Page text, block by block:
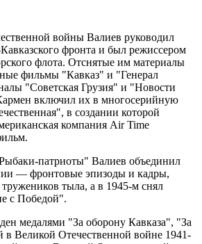
войны Валиев руководил
фронта и был режиссером
флота. Отснятые им материалы
фильмы "Кавказ" и "Генерал
"Советская Грузия" и "Новости
включил их в многосерийную
в создании которой
компания Air Time
патриоты" Валиев объединил
— фронтовые эпизоды и кадры,
тыла, а в 1945-м снял
с Победой".
медалями "За оборону Кавказа", "За
в Великой Отечественной войне 1941-